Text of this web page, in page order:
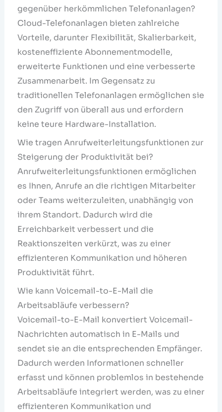
gegenüber herkömmlichen Telefonanlagen?
Cloud-Telefonanlagen bieten zahlreiche
Vorteile, darunter Flexibilität, Skalierbarkeit,
kosteneffiziente Abonnementmodelle,
erweiterte Funktionen und eine verbesserte
Zusammenarbeit. Im Gegensatz zu
traditionellen Telefonanlagen ermöglichen sie
den Zugriff von überall aus und erfordern
keine teure Hardware-Installation.
Wie tragen Anrufweiterleitungsfunktionen zur
Steigerung der Produktivität bei?
Anrufweiterleitungsfunktionen ermöglichen
es Ihnen, Anrufe an die richtigen Mitarbeiter
oder Teams weiterzuleiten, unabhängig von
ihrem Standort. Dadurch wird die
Erreichbarkeit verbessert und die
Reaktionszeiten verkürzt, was zu einer
effizienteren Kommunikation und höheren
Produktivität führt.
Wie kann Voicemail-to-E-Mail die
Arbeitsabläufe verbessern?
Voicemail-to-E-Mail konvertiert Voicemail-
Nachrichten automatisch in E-Mails und
sendet sie an die entsprechenden Empfänger.
Dadurch werden Informationen schneller
erfasst und können problemlos in bestehende
Arbeitsabläufe integriert werden, was zu einer
effizienteren Kommunikation und